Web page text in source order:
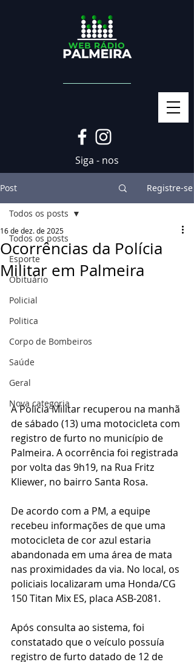
Siga - nos
Post Registre-se
Todos os posts
Esporte
Obituário
Policial
Politica
Corpo de Bombeiros
Saúde
Geral
Nova categoria
Todos os posts
Ocorrências da Polícia
Militar em Palmeira
16 de dez. de 2025
A Polícia Militar recuperou na manhã
de sábado (13) uma motocicleta com
registro de furto no município de
Palmeira. A ocorrência foi registrada
por volta das 9h19, na Rua Fritz
Kliewer, no bairro Santa Rosa.
De acordo com a PM, a equipe
recebeu informações de que uma
motocicleta de cor azul estaria
abandonada em uma área de mata
nas proximidades da via. No local, os
policiais localizaram uma Honda/CG
150 Titan Mix ES, placa ASB-2081.
Após consulta ao sistema, foi
constatado que o veículo possuía
registro de furto datado de 12 de